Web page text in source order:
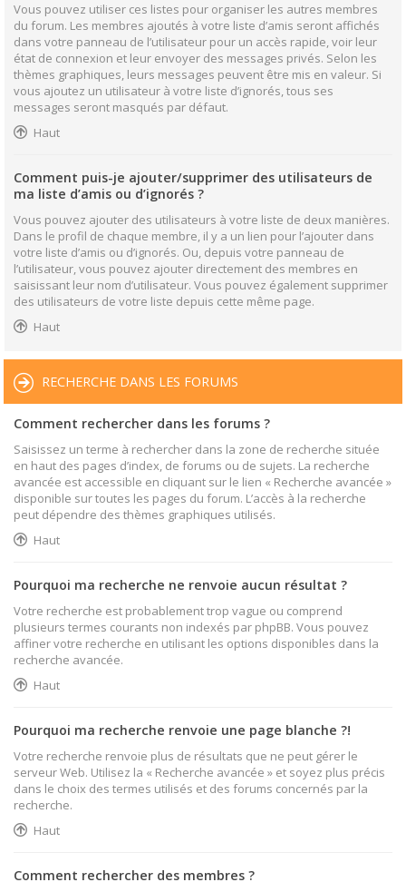
Vous pouvez utiliser ces listes pour organiser les autres membres
du forum. Les membres ajoutés à votre liste d’amis seront affichés
dans votre panneau de l’utilisateur pour un accès rapide, voir leur
état de connexion et leur envoyer des messages privés. Selon les
thèmes graphiques, leurs messages peuvent être mis en valeur. Si
vous ajoutez un utilisateur à votre liste d’ignorés, tous ses
messages seront masqués par défaut.
Haut
Comment puis-je ajouter/supprimer des utilisateurs de
ma liste d’amis ou d’ignorés ?
Vous pouvez ajouter des utilisateurs à votre liste de deux manières.
Dans le profil de chaque membre, il y a un lien pour l’ajouter dans
votre liste d’amis ou d’ignorés. Ou, depuis votre panneau de
l’utilisateur, vous pouvez ajouter directement des membres en
saisissant leur nom d’utilisateur. Vous pouvez également supprimer
des utilisateurs de votre liste depuis cette même page.
Haut
RECHERCHE DANS LES FORUMS
Comment rechercher dans les forums ?
Saisissez un terme à rechercher dans la zone de recherche située
en haut des pages d’index, de forums ou de sujets. La recherche
avancée est accessible en cliquant sur le lien « Recherche avancée »
disponible sur toutes les pages du forum. L’accès à la recherche
peut dépendre des thèmes graphiques utilisés.
Haut
Pourquoi ma recherche ne renvoie aucun résultat ?
Votre recherche est probablement trop vague ou comprend
plusieurs termes courants non indexés par phpBB. Vous pouvez
affiner votre recherche en utilisant les options disponibles dans la
recherche avancée.
Haut
Pourquoi ma recherche renvoie une page blanche ?!
Votre recherche renvoie plus de résultats que ne peut gérer le
serveur Web. Utilisez la « Recherche avancée » et soyez plus précis
dans le choix des termes utilisés et des forums concernés par la
recherche.
Haut
Comment rechercher des membres ?